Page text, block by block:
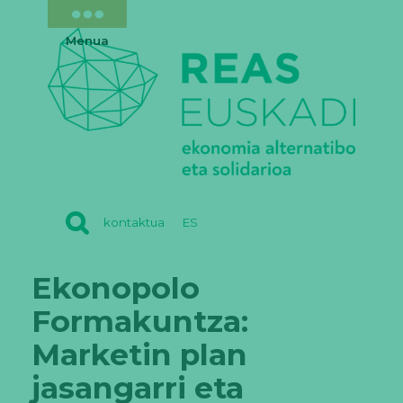
kontaktua ES
Menua
Ekonopolo
Formakuntza:
Marketin plan
jasangarri eta